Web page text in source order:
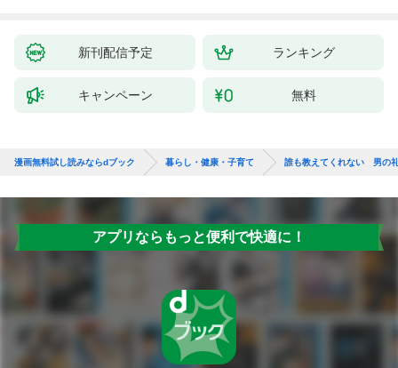
大全
新刊配信予定 ランキング
キャンペーン 無料
漫画無料試し読みならdブック 暮らし・健康・子育て 誰も教えてくれない 男の
アプリならもっと便利で快適に！